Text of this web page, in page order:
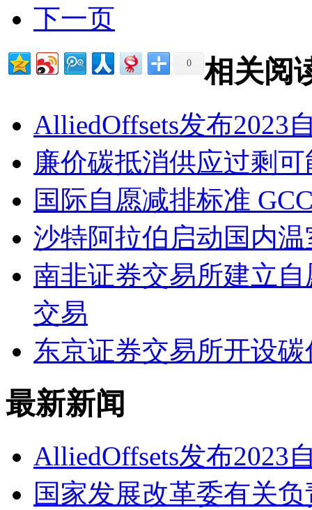
下一页
0 相关阅
AlliedOffsets发布2023
廉价碳抵消供应过剩
国际自愿减排标准
沙特阿拉伯启动国内
南非证券交易所建立
交易
东京证券交易所开设
最新新闻
AlliedOffsets发布2023
国家发展改革委有关